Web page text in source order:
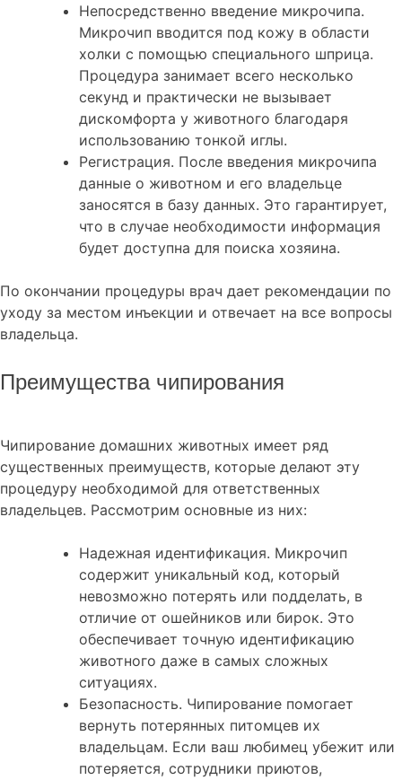
Непосредственно введение микрочипа.
Микрочип вводится под кожу в области
холки с помощью специального шприца.
Процедура занимает всего несколько
секунд и практически не вызывает
дискомфорта у животного благодаря
использованию тонкой иглы.
Регистрация. После введения микрочипа
данные о животном и его владельце
заносятся в базу данных. Это гарантирует,
что в случае необходимости информация
будет доступна для поиска хозяина.
По окончании процедуры врач дает рекомендации по
уходу за местом инъекции и отвечает на все вопросы
владельца.
Преимущества чипирования
Чипирование домашних животных имеет ряд
существенных преимуществ, которые делают эту
процедуру необходимой для ответственных
владельцев. Рассмотрим основные из них:
Надежная идентификация. Микрочип
содержит уникальный код, который
невозможно потерять или подделать, в
отличие от ошейников или бирок. Это
обеспечивает точную идентификацию
животного даже в самых сложных
ситуациях.
Безопасность. Чипирование помогает
вернуть потерянных питомцев их
владельцам. Если ваш любимец убежит или
потеряется, сотрудники приютов,